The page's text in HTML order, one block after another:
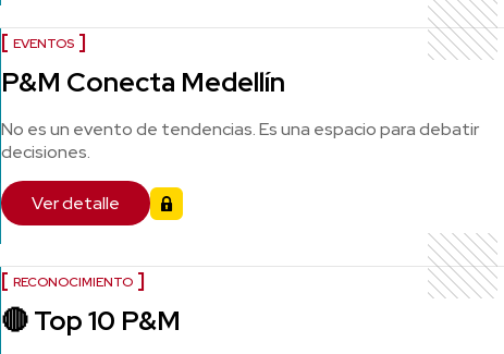
EVENTOS
P&M Conecta Medellín
No es un evento de tendencias. Es una espacio para debatir
decisiones.
Ver detalle
RECONOCIMIENTO
🔴 Top 10 P&M